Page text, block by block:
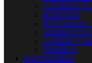
CUERDAS Y
BUZONES
PERSIANAS
ADHESIVOS
CABLES Y
TIMBRES
FONTANERIA